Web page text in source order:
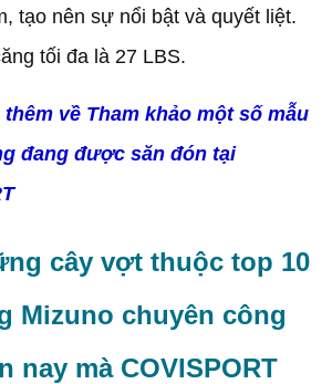
tạo nên sự nổi bật và quyết liệt.
tối đa là 27 LBS.
thêm về Tham khảo một số mẫu
đang được săn đón tại
cây vợt thuộc top 10
Mizuno chuyên công
nay mà COVISPORT